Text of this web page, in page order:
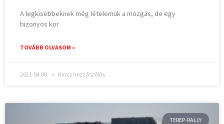
A legkisebbeknek még lételemük a mozgás, de egy
bizonyos kor
TOVÁBB OLVASOM »
2021.04.08. Nincs hozzászólás
TEREP-RALLY